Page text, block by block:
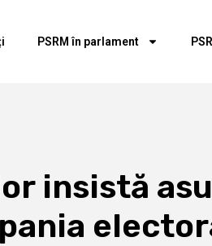
PSRM în parlament
insistă